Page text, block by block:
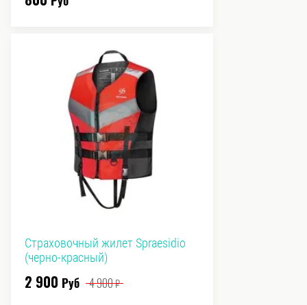
Страховочный жилет Spraesidio
(черно-красный)
2 900 Руб 4 900₽